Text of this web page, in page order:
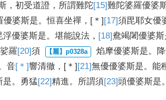
， 初受道證 ， 所謂難陀[15]難陀婆羅優婆
優婆斯是。恒喜坐禪 ， [＊] [17]須毘耶女優
浮優婆斯是。 堪能說法 ， [18] 鴦竭闍優婆斯
娑羅[20]須 焰摩優婆斯是。
音[＊]響清徹 ， [＊] [21]無優優婆斯是。 能
是。 勇猛[22]精進。 所謂須 [23]頭優婆斯是